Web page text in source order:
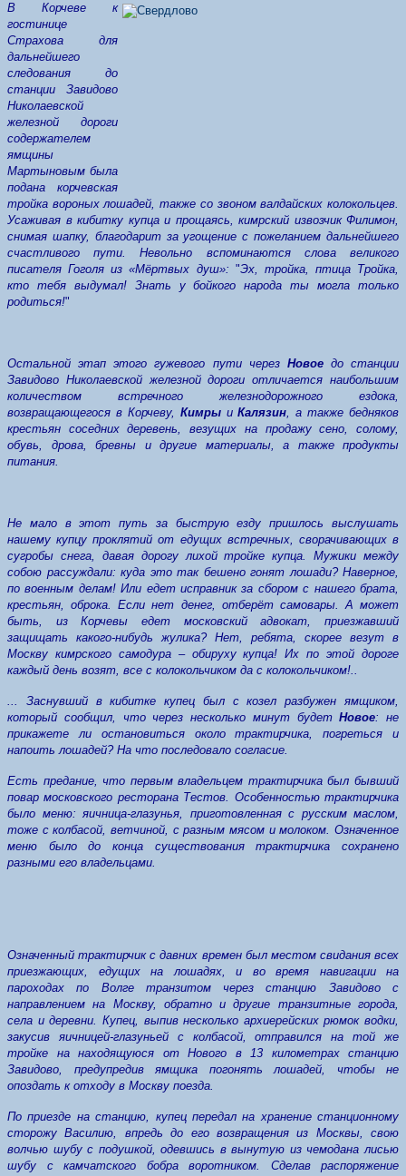
В Корчеве к
гостинице
Страхова для
дальнейшего
следования до
станции Завидово
Николаевской
железной дороги
содержателем
ямщины
Мартыновым была
подана корчевская
тройка вороных лошадей, также со звоном валдайских колокольцев.
Усаживая в кибитку купца и прощаясь, кимрский извозчик Филимон,
снимая шапку, благодарит за угощение с пожеланием дальнейшего
счастливого пути. Невольно вспоминаются слова великого
писателя Гоголя из «Мёртвых душ»: "Эх, тройка, птица Тройка,
кто тебя выдумал! Знать у бойкого народа ты могла только
родиться!"
Остальной этап этого гужевого пути через Новоедо станции
Завидово Николаевской железной дороги отличается наибольшим
количеством встречного железнодорожного ездока,
возвращающегося в Корчеву, КимрыиКалязин, а также бедняков
крестьян соседних деревень, везущих на продажу сено, солому,
обувь, дрова, бревны и другие материалы, а также продукты
питания.
Не мало в этот путь за быструю езду пришлось выслушать
нашему купцу проклятий от едущих встречных, сворачивающих в
сугробы снега, давая дорогу лихой тройке купца. Мужики между
собою рассуждали: куда это так бешено гонят лошади? Наверное,
по военным делам! Или едет исправник за сбором с нашего брата,
крестьян, оброка. Если нет денег, отберёт самовары. А может
быть, из Корчевы едет московский адвокат, приезжавший
защищать какого-нибудь жулика? Нет, ребята, скорее везут в
Москву кимрского самодура – обируху купца! Их по этой дороге
каждый день возят, все с колокольчиком да с колокольчиком!..
... Заснувший в кибитке купец был с козел разбужен ямщиком,
который сообщил, что через несколько минут будетНовое: не
прикажете ли остановиться около трактирчика, погреться и
напоить лошадей? На что последовало согласие.
Есть предание, что первым владельцем трактирчика был бывший
повар московского ресторана Тестов. Особенностью трактирчика
было меню: яичница-глазунья, приготовленная с русским маслом,
тоже с колбасой, ветчиной, с разным мясом и молоком. Означенное
меню было до конца существования трактирчика сохранено
разными его владельцами.
Означенный трактирчик с давних времен был местом свидания всех
приезжающих, едущих на лошадях, и во время навигации на
пароходах по Волге транзитом через станцию Завидово с
направлением на Москву, обратно и другие транзитные города,
села и деревни. Купец, выпив несколько архиерейских рюмок водки,
закусив яичницей-глазуньей с колбасой, отправился на той же
тройке на находящуюся от Нового в 13 километрах станцию
Завидово, предупредив ямщика погонять лошадей, чтобы не
опоздать к отходу в Москву поезда.
По приезде на станцию, купец передал на хранение станционному
сторожу Василию, впредь до его возвращения из Москвы, свою
волчью шубу с подушкой, одевшись в вынутую из чемодана лисью
шубу с камчатского бобра воротником. Сделав распоряжение